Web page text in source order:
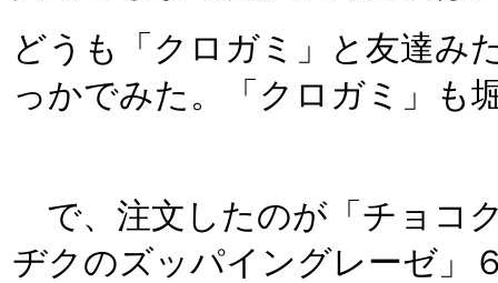
どうも「クロガミ」と友達み
っかでみた。「クロガミ」も
で、注文したのが「チョコ
ヂクのズッパイングレーゼ」